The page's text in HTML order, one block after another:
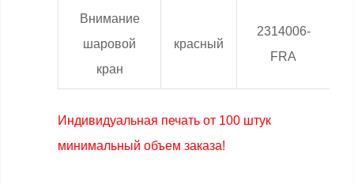
Внимание
шаровой
кран
красный
2314006-
FRA
Индивидуальная печать от 100 штук
минимальный объем заказа!